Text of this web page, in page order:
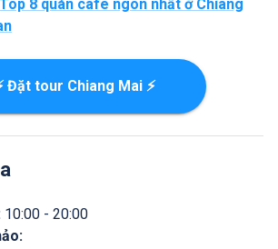
Top 8 quán cafe ngon nhất ở Chiang
Đặt tour Chiang Mai ⚡
10:00 - 20:00